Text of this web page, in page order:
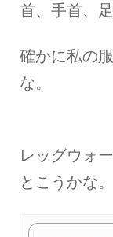
首、手首、
確かに私の
な。
レッグウォ
とこうかな。